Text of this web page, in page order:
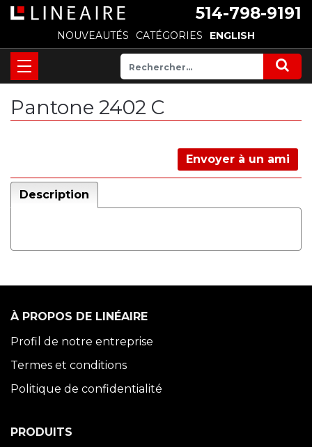
514-798-9191
NOUVEAUTÉS CATÉGORIES ENGLISH
Pantone 2402 C
Envoyer à un ami
Description
À PROPOS DE LINÉAIRE
Profil de notre entreprise
Termes et conditions
Politique de confidentialité
PRODUITS